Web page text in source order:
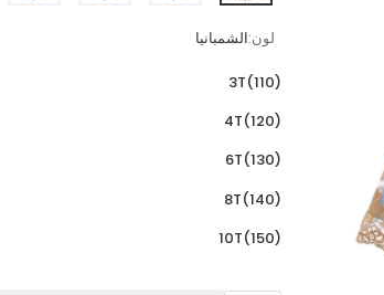
لون:الشمبانيا
3T(110)
4T(120)
6T(130)
8T(140)
10T(150)